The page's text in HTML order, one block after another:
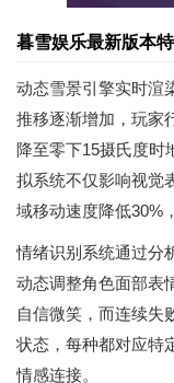
暮雪娱乐最新版本
动态雪景引擎实时渲
推移逐渐增加，玩家
降至零下15摄氏度时
拟系统不仅影响视觉
域移动速度降低30%
情绪识别系统通过分
动态调整角色面部表
自信微笑，而连续失
状态，每种都对应特
情感连接。